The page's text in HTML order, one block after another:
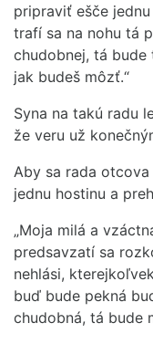
pripraviť ešče
trafí sa na nohu tá
chudobnej, tá bude
jak budeš môzť.“
Syna na takú radu
že veru už
Aby sa rada
jednu hostinu a
„Moja milá a
predsavzatí sa
nehlási,
buď bude pekná
chudobná, tá bude